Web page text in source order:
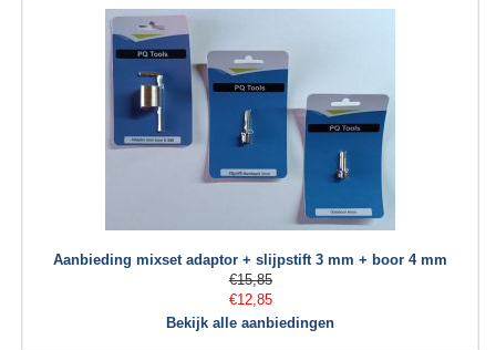
Aanbieding mixset adaptor + slijpstift 3 mm + boor 4 mm
€15,85
€12,85
Bekijk alle aanbiedingen